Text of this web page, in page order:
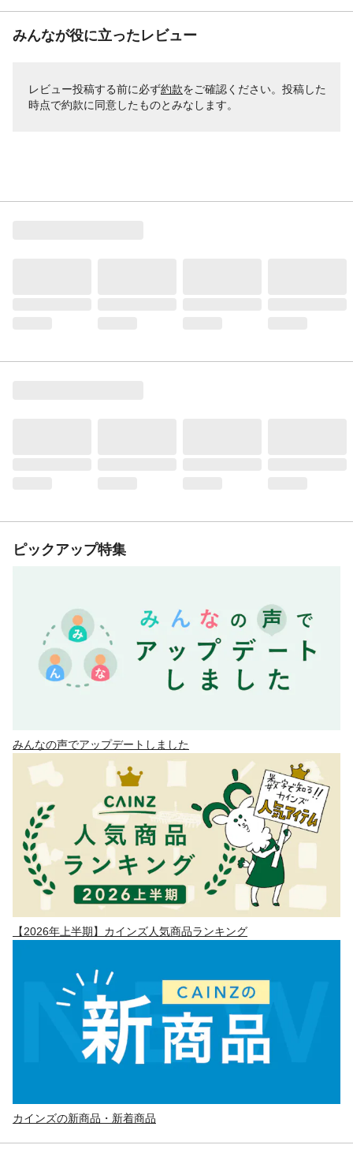
みんなが役に立ったレビュー
レビュー投稿する前に必ず約款をご確認ください。投稿した
時点で約款に同意したものとみなします。
ピックアップ特集
みんなの声でアップデートしました
【2026年上半期】カインズ人気商品ランキング
カインズの新商品・新着商品